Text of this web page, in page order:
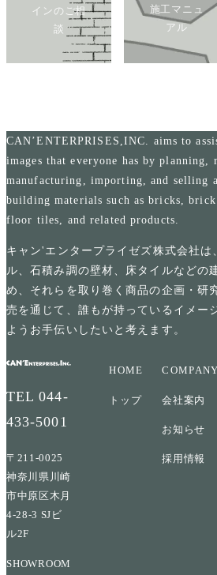
インのご相
談
施工マニュ
アル
CAN’ENTERPRISES,INC. aims to
images that everyone has by planning,
manufacturing, importing, and selling
building materials such as bricks,
floor tiles, and related products.
キャン'エンタープライゼズ株式会社は
ル、石積み調の壁材、床タイルなどの
め、それらを取り巻く商品の企画・研
売を通じて、誰もが持っているイメー
ようお手伝いしたいと考えます。
TEL044-
433-5001
〒211-0025
神奈川県川崎
市中原区木月
4-28-3 SJビ
ル2F
SHOWROOM
HOME
トップ
COMPANY
会社案内
お知らせ
採用情報